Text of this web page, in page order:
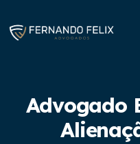
Advogado